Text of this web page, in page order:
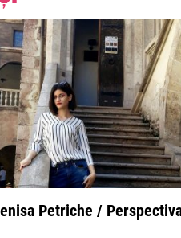
Petriche /